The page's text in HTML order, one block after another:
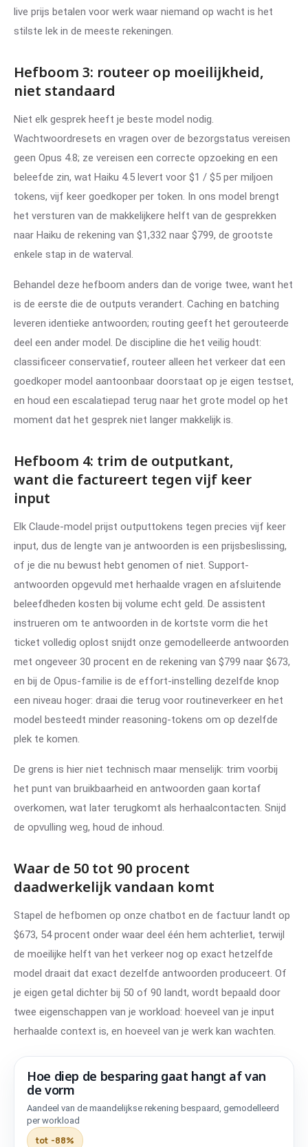
live prijs betalen voor werk waar niemand op wacht is het
stilste lek in de meeste rekeningen.
Hefboom 3: routeer op moeilijkheid,
niet standaard
Niet elk gesprek heeft je beste model nodig.
Wachtwoordresets en vragen over de bezorgstatus vereisen
geen Opus 4.8; ze vereisen een correcte opzoeking en een
beleefde zin, wat Haiku 4.5 levert voor $1 / $5 per miljoen
tokens, vijf keer goedkoper per token. In ons model brengt
het versturen van de makkelijkere helft van de gesprekken
naar Haiku de rekening van $1,332 naar $799, de grootste
enkele stap in de waterval.
Behandel deze hefboom anders dan de vorige twee, want het
is de eerste die de outputs verandert. Caching en batching
leveren identieke antwoorden; routing geeft het gerouteerde
deel een ander model. De discipline die het veilig houdt:
classificeer conservatief, routeer alleen het verkeer dat een
goedkoper model aantoonbaar doorstaat op je eigen testset,
en houd een escalatiepad terug naar het grote model op het
moment dat het gesprek niet langer makkelijk is.
Hefboom 4: trim de outputkant,
want die factureert tegen vijf keer
input
Elk Claude-model prijst outputtokens tegen precies vijf keer
input, dus de lengte van je antwoorden is een prijsbeslissing,
of je die nu bewust hebt genomen of niet. Support-
antwoorden opgevuld met herhaalde vragen en afsluitende
beleefdheden kosten bij volume echt geld. De assistent
instrueren om te antwoorden in de kortste vorm die het
ticket volledig oplost snijdt onze gemodelleerde antwoorden
met ongeveer 30 procent en de rekening van $799 naar $673,
en bij de Opus-familie is de effort-instelling dezelfde knop
een niveau hoger: draai die terug voor routineverkeer en het
model besteedt minder reasoning-tokens om op dezelfde
plek te komen.
De grens is hier niet technisch maar menselijk: trim voorbij
het punt van bruikbaarheid en antwoorden gaan kortaf
overkomen, wat later terugkomt als herhaalcontacten. Snijd
de opvulling weg, houd de inhoud.
Waar de 50 tot 90 procent
daadwerkelijk vandaan komt
Stapel de hefbomen op onze chatbot en de factuur landt op
$673, 54 procent onder waar deel één hem achterliet, terwijl
de moeilijke helft van het verkeer nog op exact hetzelfde
model draait dat exact dezelfde antwoorden produceert. Of
je eigen getal dichter bij 50 of 90 landt, wordt bepaald door
twee eigenschappen van je workload: hoeveel van je input
herhaalde context is, en hoeveel van je werk kan wachten.
Workload
Live support-chatbot
Hoe diep de besparing gaat hangt af van
de vorm
Aandeel van de maandelijkse rekening bespaard, gemodelleerd
per workload
tot -88%